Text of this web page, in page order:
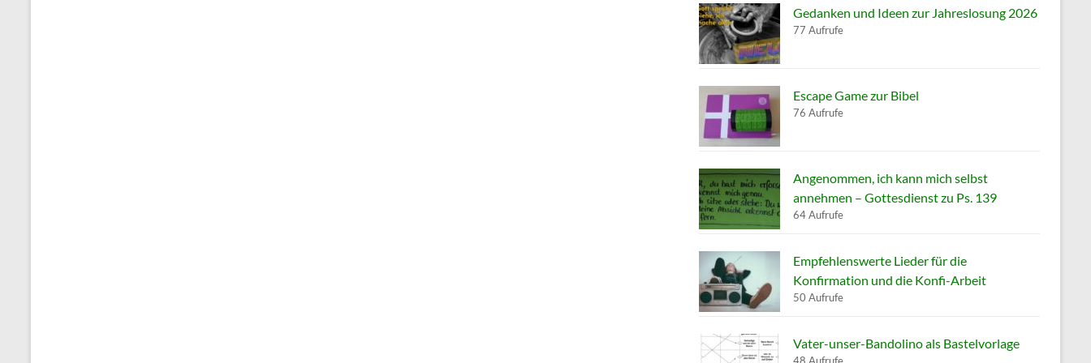
Gedanken und Ideen zur Jahreslosung 2026
77 Aufrufe
Escape Game zur Bibel
76 Aufrufe
Angenommen, ich kann mich selbst
annehmen – Gottesdienst zu Ps. 139
64 Aufrufe
Empfehlenswerte Lieder für die
Konfirmation und die Konfi-Arbeit
50 Aufrufe
Vater-unser-Bandolino als Bastelvorlage
48 Aufrufe